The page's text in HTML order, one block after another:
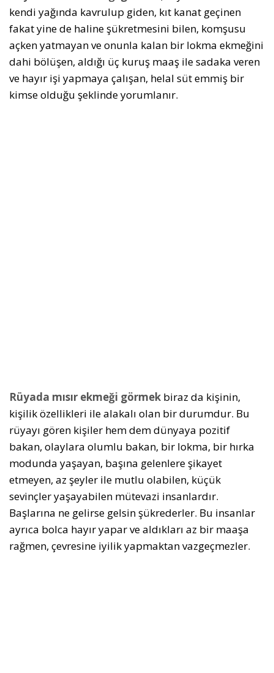
kendi yağında kavrulup giden, kıt kanat geçinen
fakat yine de haline şükretmesini bilen, komşusu
açken yatmayan ve onunla kalan bir lokma ekmeğini
dahi bölüşen, aldığı üç kuruş maaş ile sadaka veren
ve hayır işi yapmaya çalışan, helal süt emmiş bir
kimse olduğu şeklinde yorumlanır.
Rüyada mısır ekmeği görmek biraz da kişinin,
kişilik özellikleri ile alakalı olan bir durumdur. Bu
rüyayı gören kişiler hem dem dünyaya pozitif
bakan, olaylara olumlu bakan, bir lokma, bir hırka
modunda yaşayan, başına gelenlere şikayet
etmeyen, az şeyler ile mutlu olabilen, küçük
sevinçler yaşayabilen mütevazi insanlardır.
Başlarına ne gelirse gelsin şükrederler. Bu insanlar
ayrıca bolca hayır yapar ve aldıkları az bir maaşa
rağmen, çevresine iyilik yapmaktan vazgeçmezler.